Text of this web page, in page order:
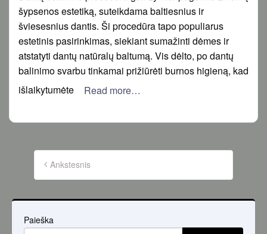
šypsenos estetiką, suteikdama baltiesnius ir
šviesesnius dantis. Ši procedūra tapo populiarus
estetinis pasirinkimas, siekiant sumažinti dėmes ir
atstatyti dantų natūralų baltumą. Vis dėlto, po dantų
balinimo svarbu tinkamai prižiūrėti burnos higieną, kad
išlaikytumėte
Read more…
Įrašų
puslapiavimas
Ankstesnis
Paieška